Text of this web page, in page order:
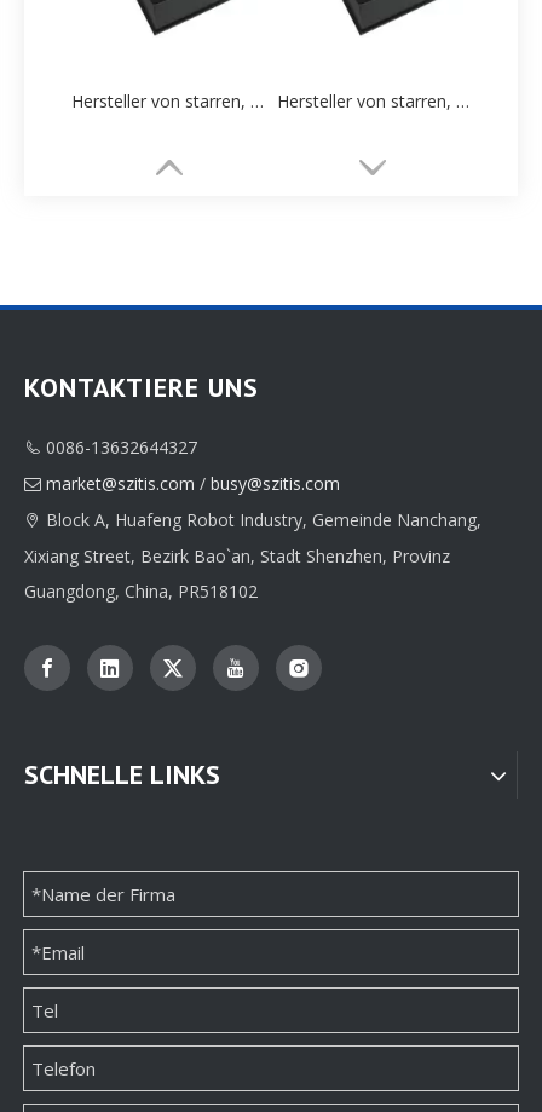
Hersteller von starren, harten, schwarzen, kundenspezifischen Papierverpackungsboxen Hersteller von starren, harten, schwarzen, kundenspezifischen Papierverpackungsboxen
KONTAKTIERE UNS
 0086-13632644327
 market@szitis.com / busy@szitis.com
 Block A, Huafeng Robot Industry, Gemeinde Nanchang,
Xixiang Street, Bezirk Bao`an, Stadt Shenzhen, Provinz
Guangdong, China, PR518102
SCHNELLE LINKS